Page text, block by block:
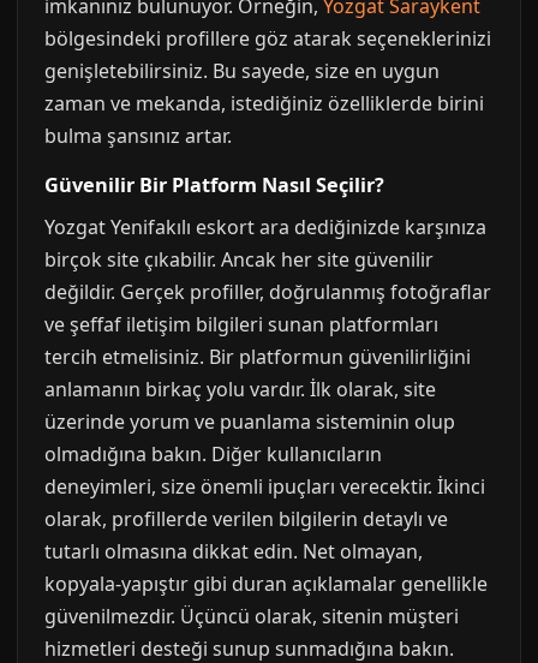
imkanınız bulunuyor. Örneğin, Yozgat Saraykent
bölgesindeki profillere göz atarak seçeneklerinizi
genişletebilirsiniz. Bu sayede, size en uygun
zaman ve mekanda, istediğiniz özelliklerde birini
bulma şansınız artar.
Güvenilir Bir Platform Nasıl Seçilir?
Yozgat Yenifakılı eskort ara dediğinizde karşınıza
birçok site çıkabilir. Ancak her site güvenilir
değildir. Gerçek profiller, doğrulanmış fotoğraflar
ve şeffaf iletişim bilgileri sunan platformları
tercih etmelisiniz. Bir platformun güvenilirliğini
anlamanın birkaç yolu vardır. İlk olarak, site
üzerinde yorum ve puanlama sisteminin olup
olmadığına bakın. Diğer kullanıcıların
deneyimleri, size önemli ipuçları verecektir. İkinci
olarak, profillerde verilen bilgilerin detaylı ve
tutarlı olmasına dikkat edin. Net olmayan,
kopyala-yapıştır gibi duran açıklamalar genellikle
güvenilmezdir. Üçüncü olarak, sitenin müşteri
hizmetleri desteği sunup sunmadığına bakın.